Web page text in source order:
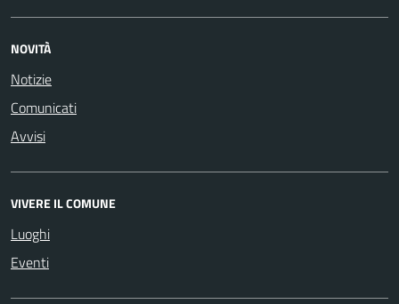
NOVITÀ
Notizie
Comunicati
Avvisi
VIVERE IL COMUNE
Luoghi
Eventi